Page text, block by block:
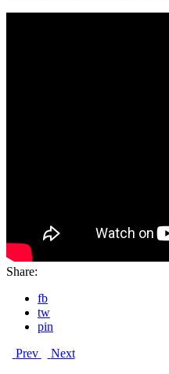
Share:
fb
tw
pin
Prev
Next